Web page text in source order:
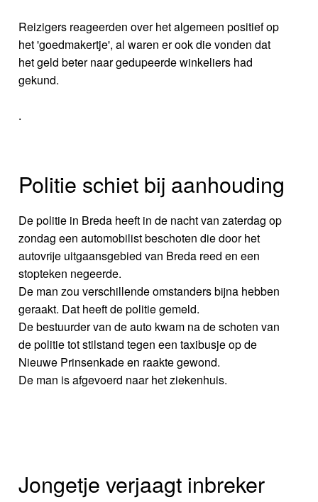
Reizigers reageerden over het algemeen positief op
het 'goedmakertje', al waren er ook die vonden dat
het geld beter naar gedupeerde winkeliers had
gekund.
.
Politie schiet bij aanhouding
De politie in Breda heeft in de nacht van zaterdag op
zondag een automobilist beschoten die door het
autovrije uitgaansgebied van Breda reed en een
stopteken negeerde.
De man zou verschillende omstanders bijna hebben
geraakt. Dat heeft de politie gemeld.
De bestuurder van de auto kwam na de schoten van
de politie tot stilstand tegen een taxibusje op de
Nieuwe Prinsenkade en raakte gewond.
De man is afgevoerd naar het ziekenhuis.
Jongetje verjaagt inbreker